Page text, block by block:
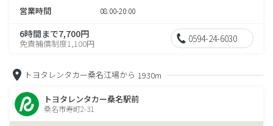
営業時間 08:00-20:00
6時間まで7,700円
免責補償制度1,100円 0594-24-6030
トヨタレンタカー桑名江場から 1930m
トヨタレンタカー桑名駅前
桑名市寿町2-31